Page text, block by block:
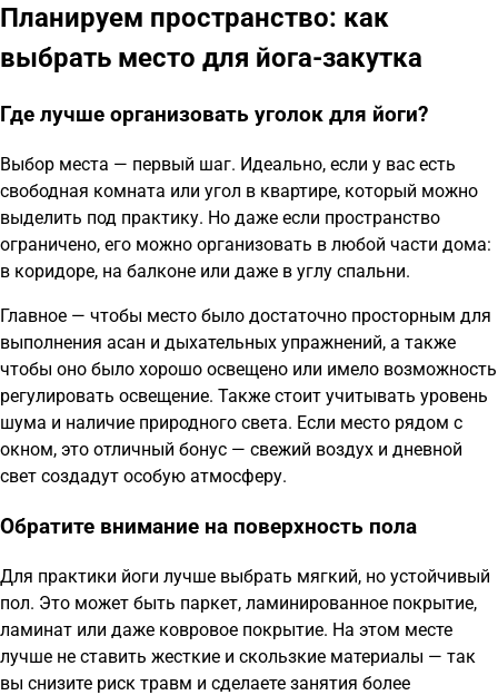
Планируем пространство: как
выбрать место для йога-закутка
Где лучше организовать уголок для йоги?
Выбор места — первый шаг. Идеально, если у вас есть
свободная комната или угол в квартире, который можно
выделить под практику. Но даже если пространство
ограничено, его можно организовать в любой части дома:
в коридоре, на балконе или даже в углу спальни.
Главное — чтобы место было достаточно просторным для
выполнения асан и дыхательных упражнений, а также
чтобы оно было хорошо освещено или имело возможность
регулировать освещение. Также стоит учитывать уровень
шума и наличие природного света. Если место рядом с
окном, это отличный бонус — свежий воздух и дневной
свет создадут особую атмосферу.
Обратите внимание на поверхность пола
Для практики йоги лучше выбрать мягкий, но устойчивый
пол. Это может быть паркет, ламинированное покрытие,
ламинат или даже ковровое покрытие. На этом месте
лучше не ставить жесткие и скользкие материалы — так
вы снизите риск травм и сделаете занятия более